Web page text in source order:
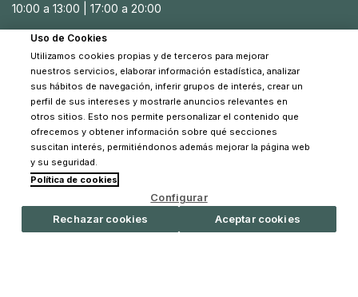
10:00 a 13:00 | 17:00 a 20:00
Sábados
10:30 a 14:00
© 2026 Pinpi - Todos los derechos reservados
Uso de Cookies
Utilizamos cookies propias y de terceros para mejorar
nuestros servicios, elaborar información estadística, analizar
sus hábitos de navegación, inferir grupos de interés, crear un
perfil de sus intereses y mostrarle anuncios relevantes en
otros sitios. Esto nos permite personalizar el contenido que
ofrecemos y obtener información sobre qué secciones
suscitan interés, permitiéndonos además mejorar la página web
y su seguridad.
Política de cookies
Configurar
Rechazar cookies
Aceptar cookies